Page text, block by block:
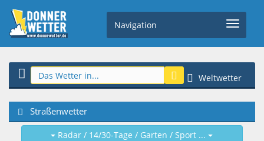
Navigation
Weltwetter
Straßenwetter
Radar / 14/30-Tage / Garten / Sport ...